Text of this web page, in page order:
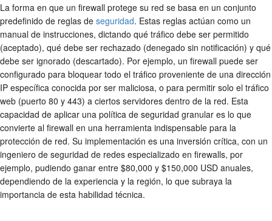
La forma en que un firewall protege su red se basa en un conjunto
predefinido de reglas de seguridad. Estas reglas actúan como un
manual de instrucciones, dictando qué tráfico debe ser permitido
(aceptado), qué debe ser rechazado (denegado sin notificación) y qué
debe ser ignorado (descartado). Por ejemplo, un firewall puede ser
configurado para bloquear todo el tráfico proveniente de una dirección
IP específica conocida por ser maliciosa, o para permitir solo el tráfico
web (puerto 80 y 443) a ciertos servidores dentro de la red. Esta
capacidad de aplicar una política de seguridad granular es lo que
convierte al firewall en una herramienta indispensable para la
protección de red. Su implementación es una inversión crítica, con un
ingeniero de seguridad de redes especializado en firewalls, por
ejemplo, pudiendo ganar entre $80,000 y $150,000 USD anuales,
dependiendo de la experiencia y la región, lo que subraya la
importancia de esta habilidad técnica.